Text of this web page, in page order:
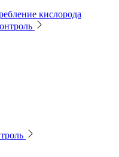
кислорода